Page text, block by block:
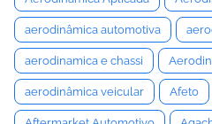
aerodinâmica automotiva
aerodinamica e chassi
aerodinâmica veicular Afeto